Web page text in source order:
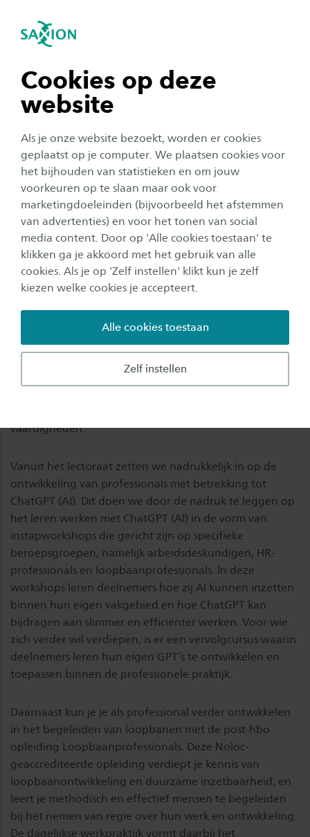
Cookies op deze
website
Als je onze website bezoekt, worden er cookies
geplaatst op je computer. We plaatsen cookies voor
het bijhouden van statistieken en om jouw
voorkeuren op te slaan maar ook voor
marketingdoeleinden (bijvoorbeeld het afstemmen
van advertenties) en voor het tonen van social
media content. Door op 'Alle cookies toestaan' te
klikken ga je akkoord met het gebruik van alle
cookies. Als je op 'Zelf instellen' klikt kun je zelf
kiezen welke cookies je accepteert.
Zelf instellen
Alle cookies toestaan
Navigatie openen
tonen
tonen
tonen
tonen
sluiten
Academie Mens & Arbeid
professionals in de praktijk!
Het lectoraat Employability Transition
ondersteunt professionals en organisaties in
hun ontwikkeling. We bieden trajecten die
helpen om wendbaar en toekomstgericht te
blijven in een arbeidsmarkt die continu
verandert. Onze activiteiten richten zich op
actuele thema’s op het snijvlak van mens,
arbeid, organisatie en technologie, waarbij we
kennisontwikkeling direct verbinden aan de
Opleidingsaanbod
vaardigheden.
Vanuit het lectoraat zetten we nadrukkelijk in op de
ontwikkeling van professionals met betrekking tot
ChatGPT (AI). Dit doen we door de nadruk te leggen op
het leren werken met ChatGPT (AI) in de vorm van
instapworkshops die gericht zijn op specifieke
beroepsgroepen, namelijk arbeidsdeskundigen, HR-
professionals en loopbaanprofessionals. In deze
workshops leren deelnemers hoe zij AI kunnen inzetten
binnen hun eigen vakgebied en hoe ChatGPT kan
bijdragen aan slimmer en efficiënter werken. Voor wie
zich verder wil verdiepen, is er een vervolgcursus waarin
deelnemers leren hun eigen GPT’s te ontwikkelen en
toepassen binnen de professionele praktijk.
Daarnaast kun je je als professional verder ontwikkelen
in het begeleiden van loopbanen met de post-hbo
opleiding Loopbaanprofessionals. Deze Noloc-
geaccrediteerde opleiding verdiept je kennis van
loopbaanontwikkeling en duurzame inzetbaarheid, en
leert je methodisch en effectief mensen te begeleiden
bij het nemen van regie over hun werk en ontwikkeling.
De dagelijkse werkpraktijk vormt daarbij het